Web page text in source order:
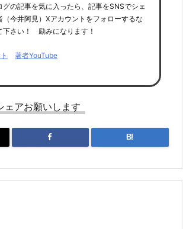
グの記事を気に入ったら、記事をSNSでシェ
（今井阿見）Xアカウントをフォローするな
下さい！ 励みになります！
著者YouTube
ェアお願いします
B!